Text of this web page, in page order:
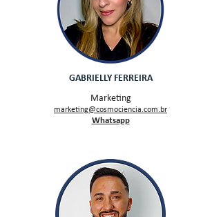
GABRIELLY FERREIRA
Marketing
marketing@cosmociencia.com.br
Whatsapp